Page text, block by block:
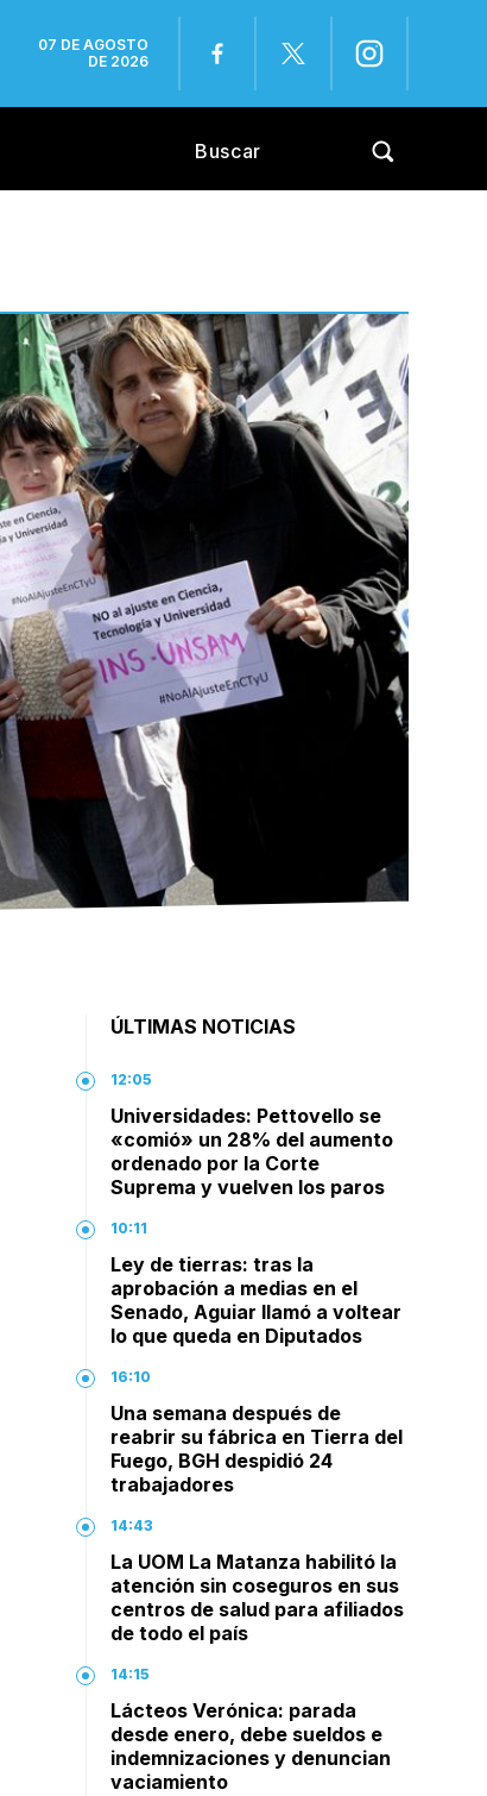
07 DE AGOSTO
DE 2026
ÚLTIMAS NOTICIAS
12:05
Universidades: Pettovello se
«comió» un 28% del aumento
ordenado por la Corte
Suprema y vuelven los paros
10:11
Ley de tierras: tras la
aprobación a medias en el
Senado, Aguiar llamó a voltear
lo que queda en Diputados
16:10
Una semana después de
reabrir su fábrica en Tierra del
Fuego, BGH despidió 24
trabajadores
14:43
La UOM La Matanza habilitó la
atención sin coseguros en sus
centros de salud para afiliados
de todo el país
14:15
Lácteos Verónica: parada
desde enero, debe sueldos e
indemnizaciones y denuncian
vaciamiento